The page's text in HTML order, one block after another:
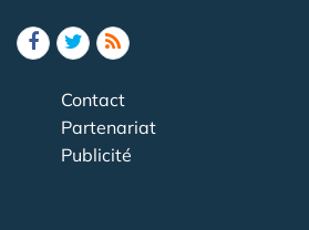
Contact
Partenariat
Publicité